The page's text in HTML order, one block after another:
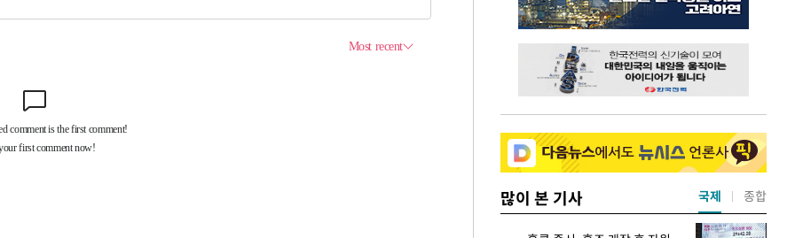
많이 본 기사 국제 종합